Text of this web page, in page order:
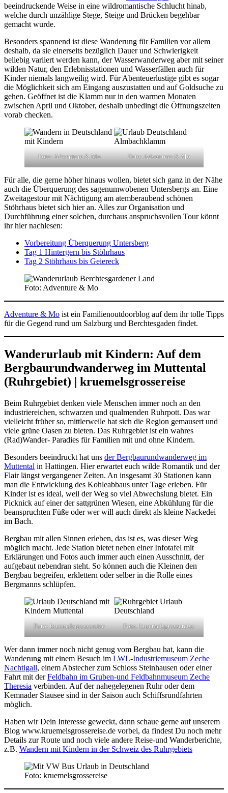
beeindruckende Weise in eine wildromantische Schlucht hinab,
welche durch unzählige Stege, Steige und Brücken begehbar
gemacht wurde.
Besonders spannend ist diese Wanderung für Familien vor allem
deshalb, da sie einerseits bezüglich Dauer und Schwierigkeit
beliebig variiert werden kann, der Wasserwanderweg aber mit seiner
wilden Natur, den Erlebnisstationen und Wasserfällen auch für
Kinder niemals langweilig wird. Für Abenteuerlustige gibt es sogar
die Möglichkeit sich am Eingang auszustatten und auf Goldsuche zu
gehen. Geöffnet ist die Klamm nur in den warmen Monaten
zwischen April und Oktober, deshalb unbedingt die Öffnungszeiten
vorab checken.
Foto: Adventure & Mo Foto: Adventure & Mo
Für alle, die gerne höher hinaus wollen, bietet sich ganz in der Nähe
auch die Überquerung des sagenumwobenen Untersbergs an. Eine
Zweitagestour mit Nächtigung am atemberaubend schönen
Stöhrhaus bietet sich hier an. Alles zur Organisation und
Durchführung einer solchen, durchaus anspruchsvollen Tour könnt
ihr hier nachlesen:
Vorbereitung Überquerung Untersberg
Tag 1 Hintergern bis Stöhrhaus
Tag 2 Stöhrhaus bis Geiereck
Foto: Adventure & Mo
Adventure & Mo ist ein Familienoutdoorblog auf dem ihr tolle Tipps
für die Gegend rund um Salzburg und Berchtesgaden findet.
Wanderurlaub mit Kindern: Auf dem
Bergbaurundwanderweg im Muttental
(Ruhrgebiet) | kruemelsgrossereise
Beim Ruhrgebiet denken viele Menschen immer noch an den
industriereichen, schwarzen und qualmenden Ruhrpott. Das war
vielleicht früher so, mittlerweile hat sich die Region gemausert und
viele grüne Oasen zu bieten. Das Ruhrgebiet ist ein wahres
(Rad)Wander- Paradies für Familien mit und ohne Kindern.
Besonders beeindruckt hat uns der Bergbaurundwanderweg im
Muttental in Hattingen. Hier erwartet euch wilde Romantik und der
Flair längst vergangener Zeiten. An insgesamt 30 Stationen kann
man die Entwicklung des Kohleabbaus unter Tage erleben. Für
Kinder ist es ideal, weil der Weg so viel Abwechslung bietet. Ein
Picknick auf einer der sattgrünen Wiesen, eine Abkühlung für die
beanspruchten Füße oder wer will auch direkt als kleine Nackedei
im Bach.
Bergbau mit allen Sinnen erleben, das ist es, was dieser Weg
möglich macht. Jede Station bietet neben einer Infotafel mit
Erklärungen und Fotos auch immer auch einen Ausschnitt, der
aufgebaut nebendran steht. So können auch die Kleinen den
Bergbau begreifen, erklettern oder selber in die Rolle eines
Bergmanns schlüpfen.
Foto: kruemelsgrossereise Foto: kruemelsgrossereise
Wer dann immer noch nicht genug vom Bergbau hat, kann die
Wanderung mit einem Besuch im LWL-Industriemuseum Zeche
Nachtigall, einem Abstecher zum Schloss Steinhausen oder einer
Fahrt mit derFeldbahn im Gruben-und Feldbahnmuseum Zeche
Theresia verbinden. Auf der nahegelegenen Ruhr oder dem
Kemnader Stausee sind in der Saison auch Schiffsrundfahrten
möglich.
Haben wir Dein Interesse geweckt, dann schaue gerne auf unserem
Blog www.kruemelsgrossereise.de vorbei, da findest Du noch mehr
Details zur Route und noch viele andere Reise-und Wanderberichte,
z.B. Wandern mit Kindern in der Schweiz des Ruhrgebiets
Foto: kruemelsgrossereise